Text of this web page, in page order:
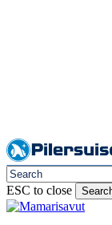
ESC to close
Close